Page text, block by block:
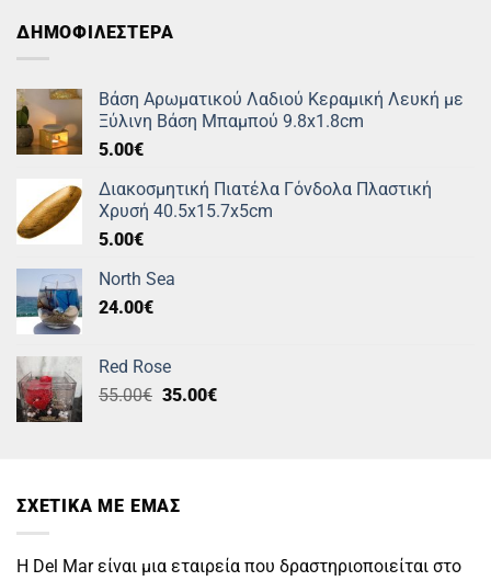
ΔΗΜΟΦΙΛΕΣΤΕΡΑ
Βάση Αρωματικού Λαδιού Κεραμική Λευκή με
Ξύλινη Βάση Μπαμπού 9.8x1.8cm
5.00€
Διακοσμητική Πιατέλα Γόνδολα Πλαστική
Χρυσή 40.5x15.7x5cm
5.00€
North Sea
24.00€
Red Rose
55.00€ Original
35.00€Η
ΣΧΕΤΙΚΑ ΜΕ ΕΜΑΣ
Η Del Mar είναι μια εταιρεία που δραστηριοποιείται στο